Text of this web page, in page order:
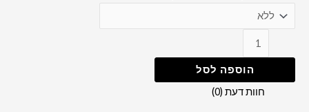
הוספה לסל
חוות דעת (0)